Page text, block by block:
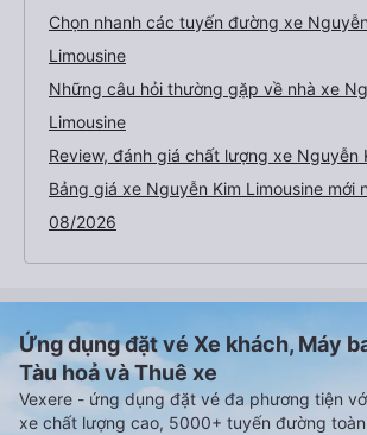
Chọn nhanh các tuyến đường xe
Limousine
Những câu hỏi thường gặp về nhà xe
Limousine
Review, đánh giá chất lượng xe Nguyễn
Bảng giá xe Nguyễn Kim Limousine mới
08/2026
Ứng dụng đặt vé Xe khách, Máy
Tàu hoả và Thuê xe
Vexere - ứng dụng đặt vé đa phương tiện
xe chất lượng cao, 5000+ tuyến đường